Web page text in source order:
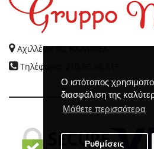
Ο ιστότοπος
διασφάλιση της
Μάθετε περισσότερα
Ρυθμίσεις
Αχιλλέως 90, ΚΑΛΛΙΘΕΑ
Τηλέφωνο: 210.95.86.615
GRUPPO MOBILI